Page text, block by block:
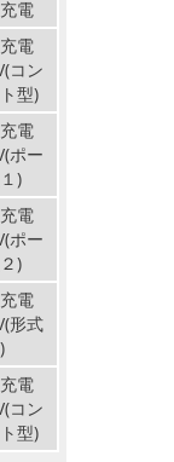
電
電
コン
型)
電
ポー
)
電
ポー
)
電
形式
電
コン
型)